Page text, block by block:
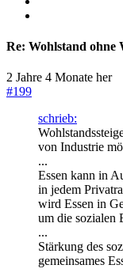
Re: Wohlstand ohne
2 Jahre 4 Monate her
#199
schrieb:
von Industrie
...
Essen kann in
in jedem
wird Essen in
um die sozialen
...
Stärkung des
gemeinsames